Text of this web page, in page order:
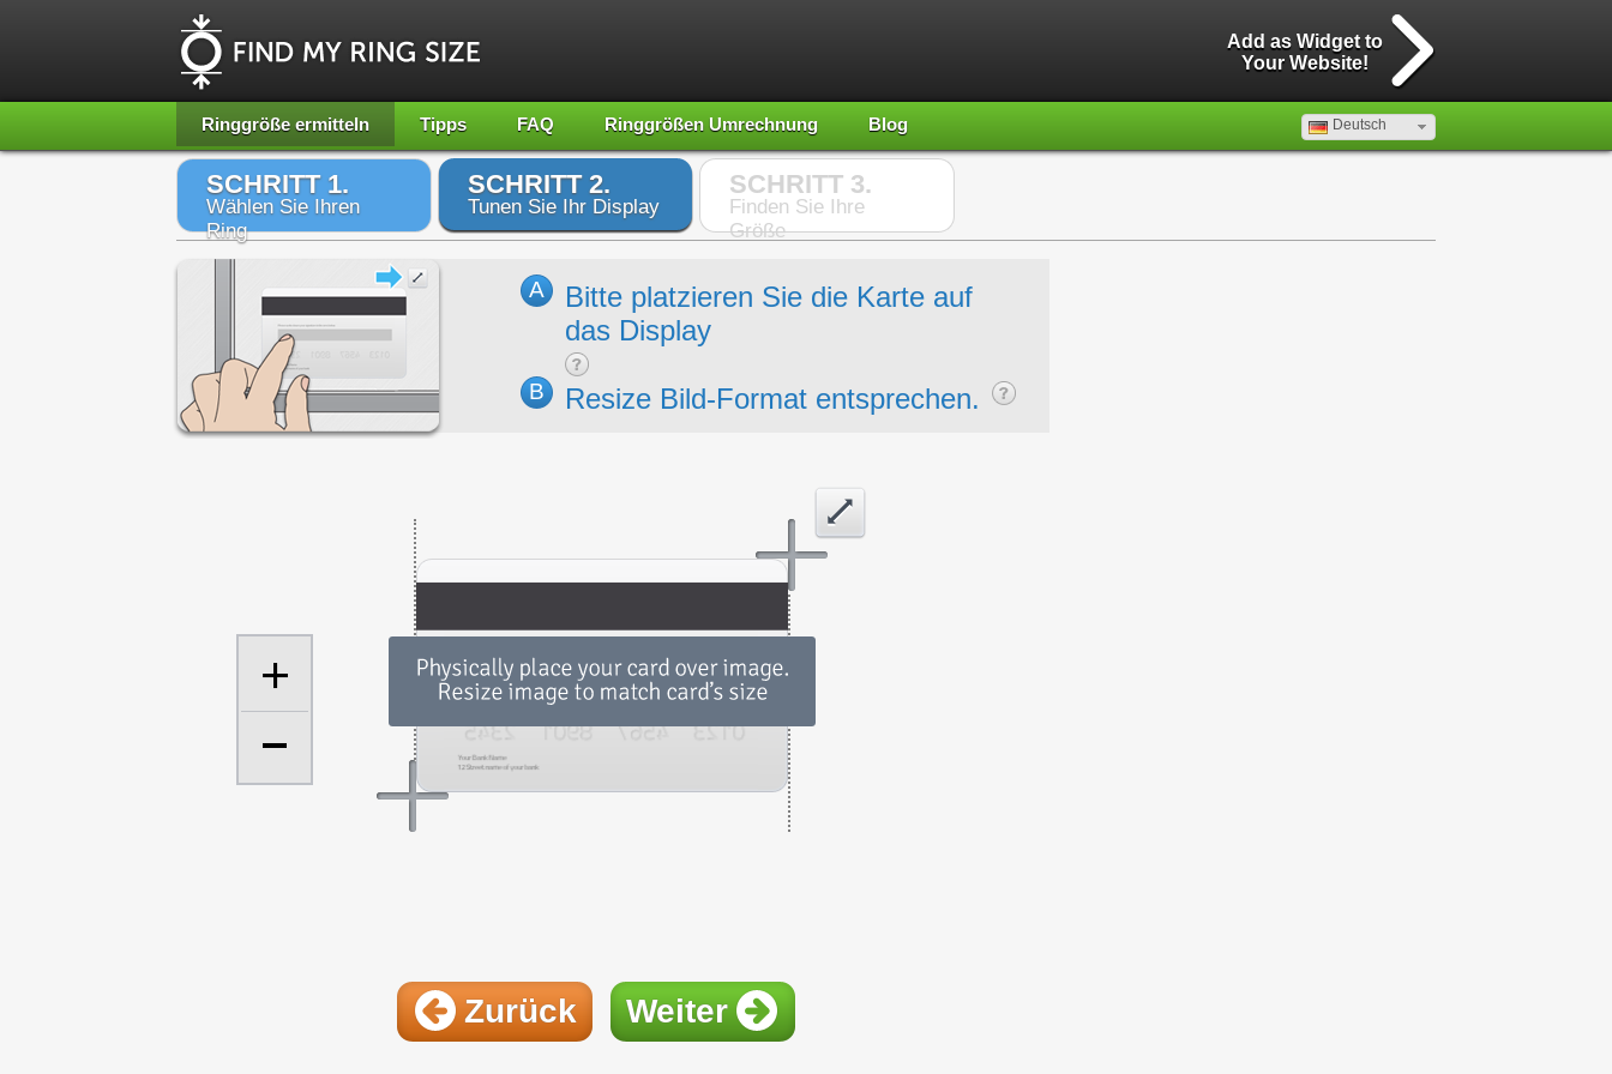
Add as Widget to
Your Website!
Ringgröße ermitteln Tipps FAQ Ringgrößen Umrechnung Blog Deutsch
SCHRITT 1.
Wählen Sie Ihren
Ring
SCHRITT 2.
Tunen Sie Ihr Display
SCHRITT 3.
Finden Sie Ihre
Größe
A
Bitte platzieren Sie die Karte auf
das Display
B Resize Bild-Format entsprechen.
+
Zurück Weiter